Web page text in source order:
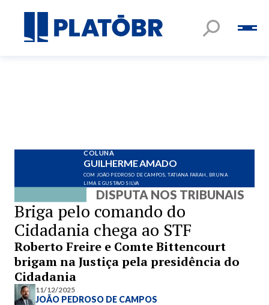
COLUNA
GUILHERME AMADO
COM JOÃO PEDROSO DE CAMPOS, TATIANA FARAH, BRUNA
LIMA E GUSTAVO SILVA
DISPUTA NOS TRIBUNAIS
Briga pelo comando do
Cidadania chega ao STF
Roberto Freire e Comte Bittencourt
brigam na Justiça pela presidência do
Cidadania
11/12/2025
JOÃO PEDROSO DE CAMPOS